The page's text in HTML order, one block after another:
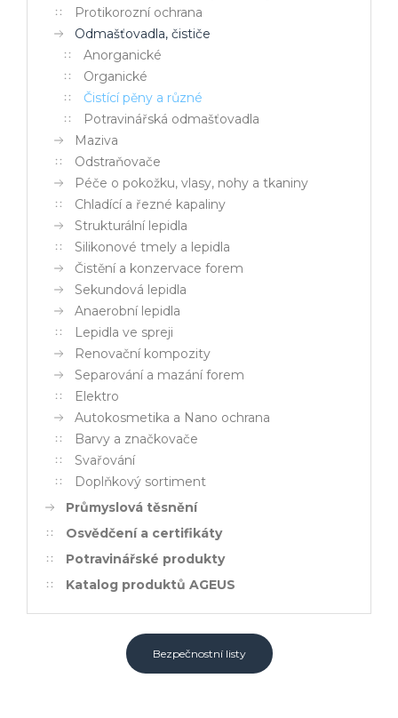
Protikorozní ochrana
Odmašťovadla, čističe
Anorganické
Organické
Čistící pěny a různé
Potravinářská odmašťovadla
Maziva
Odstraňovače
Péče o pokožku, vlasy, nohy a tkaniny
Chladící a řezné kapaliny
Strukturální lepidla
Silikonové tmely a lepidla
Čistění a konzervace forem
Sekundová lepidla
Anaerobní lepidla
Lepidla ve spreji
Renovační kompozity
Separování a mazání forem
Elektro
Autokosmetika a Nano ochrana
Barvy a značkovače
Svařování
Doplňkový sortiment
Průmyslová těsnění
Osvědčení a certifikáty
Potravinářské produkty
Katalog produktů AGEUS
Bezpečnostní listy